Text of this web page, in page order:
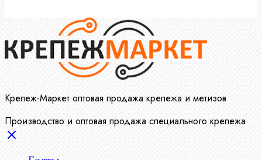
Крепеж-Маркет оптовая продажа крепежа и метизов
Производство и оптовая продажа специального крепежа